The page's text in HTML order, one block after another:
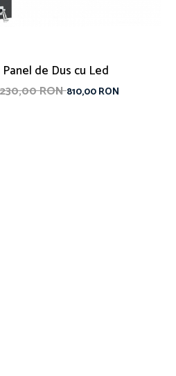
Panel de Dus cu Led
RON810,00 RON